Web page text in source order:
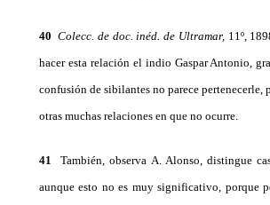
40 Colecc. de doc. inéd. de Ultramar, 11º,
hacer esta relación el indio Gaspar Antonio,
confusión de sibilantes no parece pertenecerle,
otras muchas relaciones en que no ocurre.
41 También, observa A. Alonso, distingue
aunque esto no es muy significativo, porque